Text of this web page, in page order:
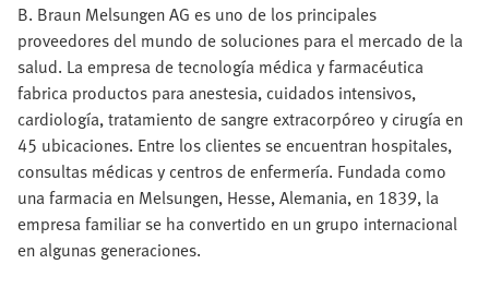
B. Braun Melsungen AG es uno de los principales
proveedores del mundo de soluciones para el mercado de la
salud. La empresa de tecnología médica y farmacéutica
fabrica productos para anestesia, cuidados intensivos,
cardiología, tratamiento de sangre extracorpóreo y cirugía en
45 ubicaciones. Entre los clientes se encuentran hospitales,
consultas médicas y centros de enfermería. Fundada como
una farmacia en Melsungen, Hesse, Alemania, en 1839, la
empresa familiar se ha convertido en un grupo internacional
en algunas generaciones.